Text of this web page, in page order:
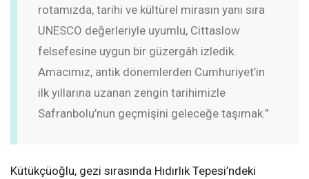
rotamızda, tarihi ve kültürel mirasın yanı sıra
UNESCO değerleriyle uyumlu, Cittaslow
felsefesine uygun bir güzergâh izledik.
Amacımız, antik dönemlerden Cumhuriyet’in
ilk yıllarına uzanan zengin tarihimizle
Safranbolu’nun geçmişini geleceğe taşımak.”
Kütükçüoğlu, gezi sırasında Hıdırlık Tepesi’ndeki